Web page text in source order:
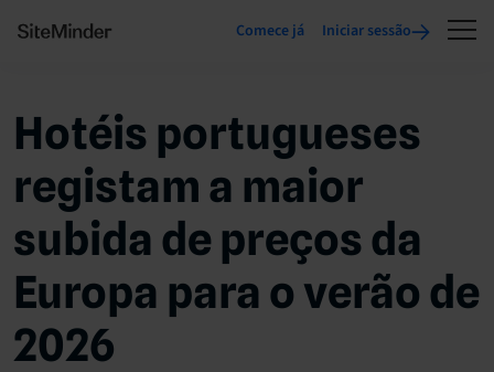
Comece já Iniciar sessão
Hotéis portugueses
registam a maior
subida de preços da
Europa para o verão de
2026